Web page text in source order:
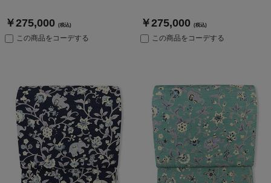
￥275,000 (税込)
この商品をコーデする
￥275,000 (税込)
この商品をコーデする